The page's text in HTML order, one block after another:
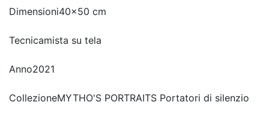
Dimensioni40x50 cm
Tecnicamista su tela
Anno2021
CollezioneMYTHO'S PORTRAITS Portatori di silenzio